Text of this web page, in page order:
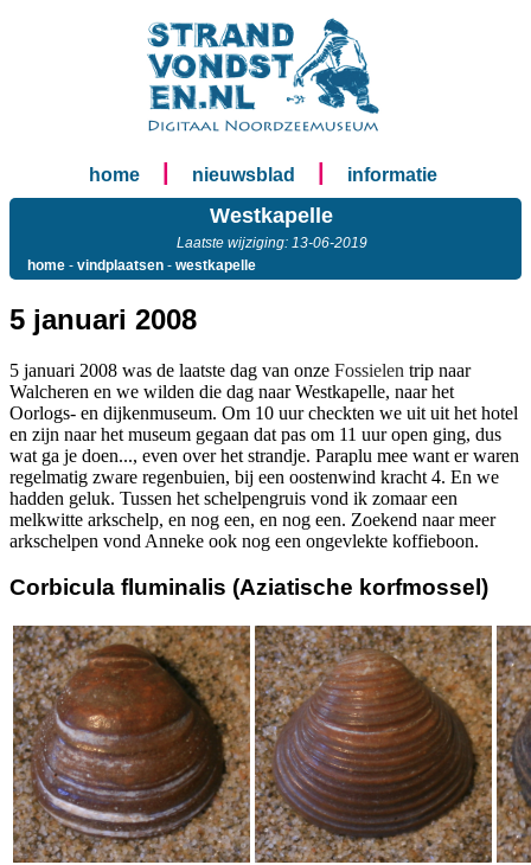
home nieuwsblad informatie
Westkapelle
Laatste wijziging: 13-06-2019
home - vindplaatsen - westkapelle
5 januari 2008
5 januari 2008 was de laatste dag van onze Fossielen trip naar
Walcheren en we wilden die dag naar Westkapelle, naar het
Oorlogs- en dijkenmuseum. Om 10 uur checkten we uit uit het hotel
en zijn naar het museum gegaan dat pas om 11 uur open ging, dus
wat ga je doen..., even over het strandje. Paraplu mee want er waren
regelmatig zware regenbuien, bij een oostenwind kracht 4. En we
hadden geluk. Tussen het schelpengruis vond ik zomaar een
melkwitte arkschelp, en nog een, en nog een. Zoekend naar meer
arkschelpen vond Anneke ook nog een ongevlekte koffieboon.
Corbicula fluminalis (Aziatische korfmossel)